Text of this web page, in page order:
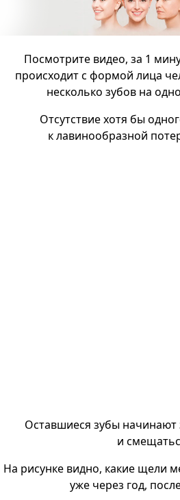
Посмотрите видео, за 1
происходит с формой лица
несколько зубов на
Отсутствие хотя бы
к лавинообразной
Оставшиеся зубы начинают
и
На рисунке видно, какие щели
уже через год,